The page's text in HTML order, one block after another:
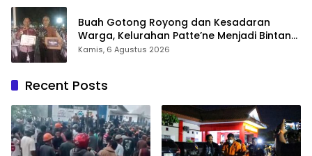
Buah Gotong Royong dan Kesadaran
Warga, Kelurahan Patte’ne Menjadi Bintang
Takalar Award 2026
Kamis, 6 Agustus 2026
Recent Posts